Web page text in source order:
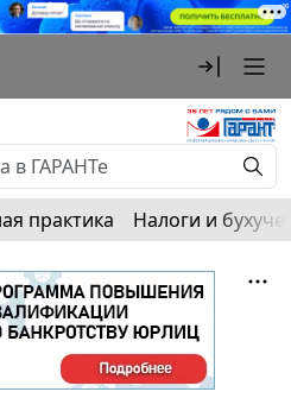
практика Налоги и